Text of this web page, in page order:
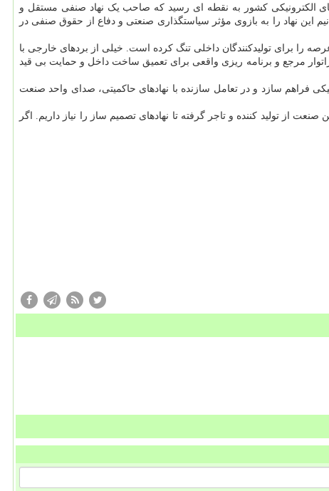
الکترونیکی کشور به نقطه ای رسید که صاحب یک نهاد صنفی مستقل و
نهاد را به بازوی مؤثر سیاستگذاری صنعتی و دفاع از حقوق صنفی در
را برای تولیدکنندگان داخلی تنگ کرده است. خیلی از بردهای خارجی با
مرجع و برنامه ریزی واقعی برای تعمیق ساخت داخل و حمایت بی قید
فراهم سازد و در تعامل سازنده با نهادهای حاکمیتی، صدای واحد صنعت
از تولید کننده و تاجر گرفته تا نهادهای تصمیم ساز را نیاز داریم. اگر